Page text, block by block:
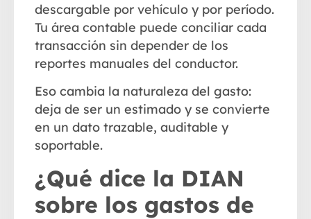
descargable por vehículo y por período.
Tu área contable puede conciliar cada
transacción sin depender de los
reportes manuales del conductor.
Eso cambia la naturaleza del gasto:
deja de ser un estimado y se convierte
en un dato trazable, auditable y
soportable.
¿Qué dice la DIAN
sobre los gastos de